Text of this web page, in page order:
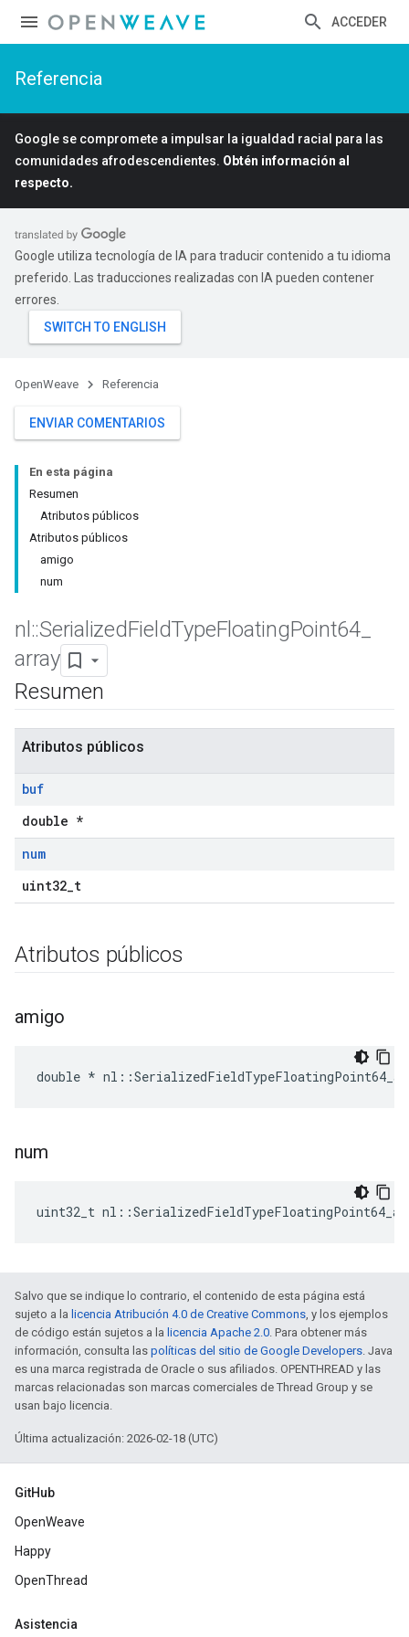
ACCEDER
Referencia
Google se compromete a impulsar la igualdad racial para las
comunidades afrodescendientes. Obtén información al
respecto.
Google utiliza tecnología de IA para traducir contenido a tu idioma
preferido. Las traducciones realizadas con IA pueden contener
errores.
OpenWeave Referencia
ENVIAR COMENTARIOS
En esta página
Resumen
Atributos públicos
Atributos públicos
amigo
num
nl ::SerializedFieldTypeFloatingPoint64_
array
Resumen
Atributos públicos
buf
double *
num
uint32_t
Atributos públicos
amigo
double *
num
uint32_t
Salvo que se indique lo contrario, el contenido de esta página está
sujeto a la licencia Atribución 4.0 de Creative Commons, y los ejemplos
de código están sujetos a la licencia Apache 2.0. Para obtener más
información, consulta las políticas del sitio de Google Developers. Java
es una marca registrada de Oracle o sus afiliados. OPENTHREAD y las
marcas relacionadas son marcas comerciales de Thread Group y se
usan bajo licencia.
Última actualización: 2026-02-18 (UTC)
GitHub
OpenWeave
Happy
OpenThread
Asistencia